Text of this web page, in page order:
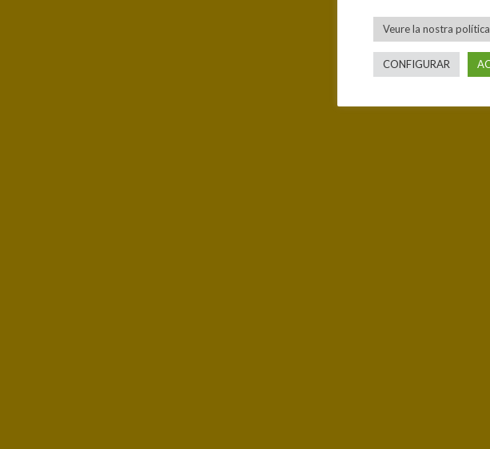
Veure la nostra
CONFIGURAR